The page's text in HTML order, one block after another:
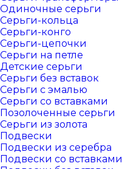
Одиночные серьги
Серьги-кольца
Серьги-конго
Серьги-цепочки
Серьги на петле
Детские серьги
Серьги без вставок
Серьги с эмалью
Серьги со вставками
Позолоченные серьги
Серьги из золота
Подвески
Подвески из серебра
Подвески со вставками